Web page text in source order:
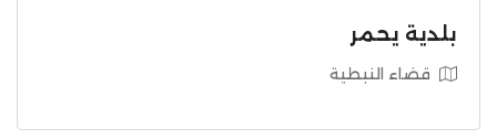
بلدية يحمر
قضاء النبطية